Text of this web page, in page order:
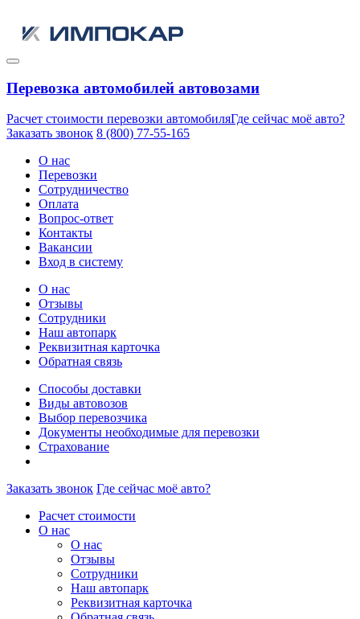
Перевозка автомобилей автовозами
Расчет стоимости перевозки автомобиляГде сейчас моё авто?
Заказать звонок 8 (800) 77-55-165
О нас
Перевозки
Сотрудничество
Оплата
Вопрос-ответ
Контакты
Вакансии
Вход в систему
О нас
Отзывы
Сотрудники
Наш автопарк
Реквизитная карточка
Обратная связь
Способы доставки
Виды автовозов
Выбор перевозчика
Документы необходимые для перевозки
Страхование
Заказать звонок Где сейчас моё авто?
Расчет стоимости
О нас
О нас
Отзывы
Сотрудники
Наш автопарк
Реквизитная карточка